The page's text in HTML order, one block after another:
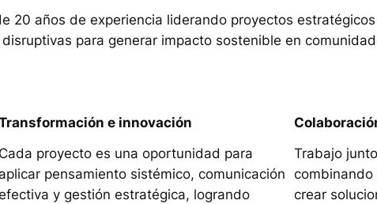
20 años de experiencia liderando proyectos
para generar impacto sostenible en
e innovación
Cada proyecto es una oportunidad para
aplicar pensamiento sistémico, comunicación
y gestión estratégica, logrando
Trabajo
combinando
crear